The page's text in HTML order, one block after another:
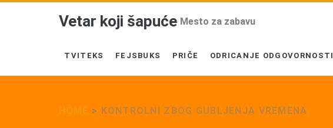
Vetar koji šapuće Mesto za zabavu
TVITEKS FEJSBUKS PRIČE ODRICANJE ODGOVORNOSTI
> KONTROLNI ZBOG GUBLJENJA VREMENA